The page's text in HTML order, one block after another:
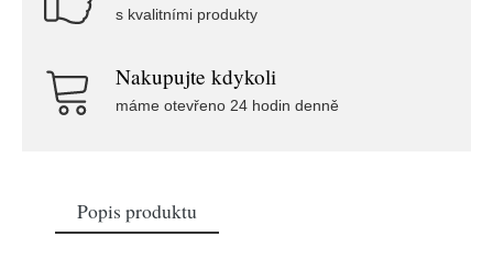
s kvalitními produkty
Nakupujte kdykoli
máme otevřeno 24 hodin denně
Popis produktu